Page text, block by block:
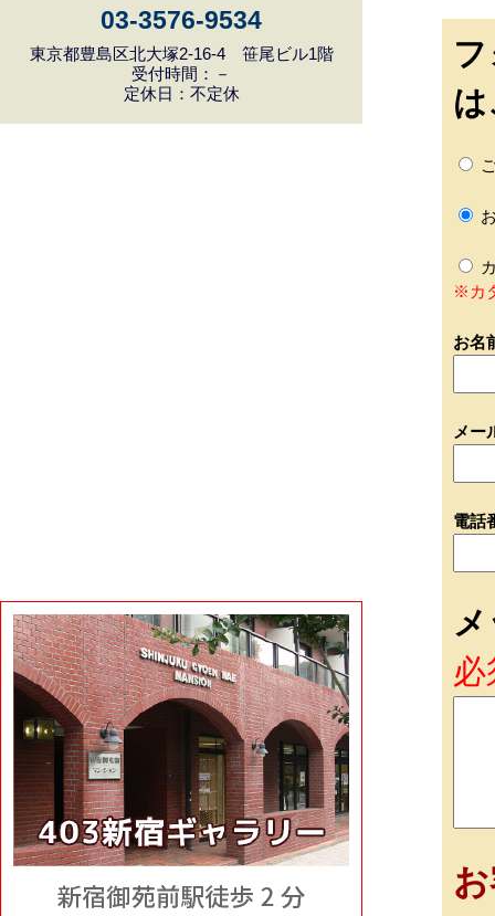
03-3576-9534
東京都豊島区北大塚2-16-4 笹尾ビル1階
受付時間：－
定休日：不定休
※カ
お名
メー
電話
必